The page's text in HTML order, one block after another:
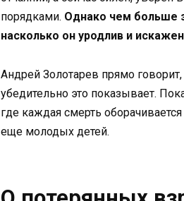
порядками. Однако чем больше
насколько он уродлив и
Андрей Золотарев прямо
убедительно это показывает.
где каждая смерть
еще молодых детей.